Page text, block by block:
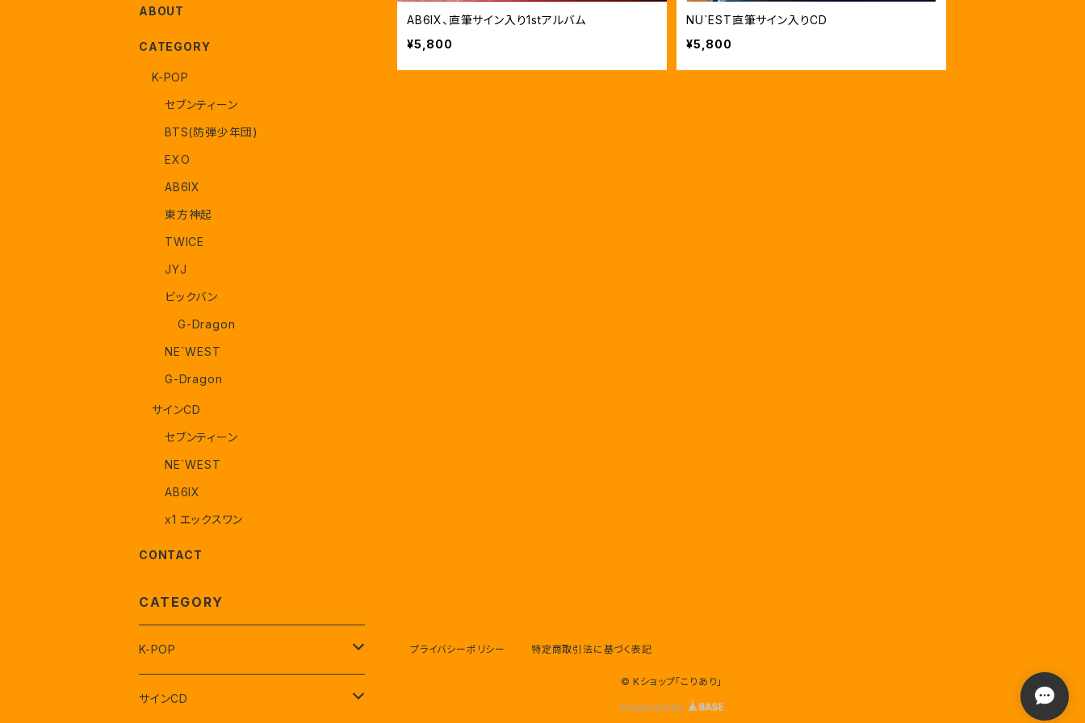
AB6IX、直筆サイン入り1stアルバム
¥5,800
NU`EST直筆サイン入りCD
¥5,800
ABOUT
CATEGORY
K-POP
セブンティーン
BTS(防弾少年団)
EXO
AB6IX
東方神起
TWICE
JYJ
ビックバン
G-Dragon
NE`WEST
G-Dragon
サインCD
セブンティーン
NE`WEST
AB6IX
x1 エックスワン
CONTACT
CATEGORY
K-POP
セブンティーン
サインCD
プライバシーポリシー 特定商取引法に基づく表記
© Kショップ「こりあり」
Powered by